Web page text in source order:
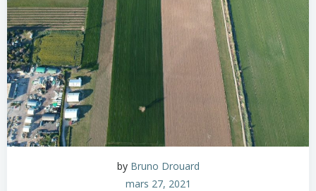
by Bruno Drouard
mars 27, 2021